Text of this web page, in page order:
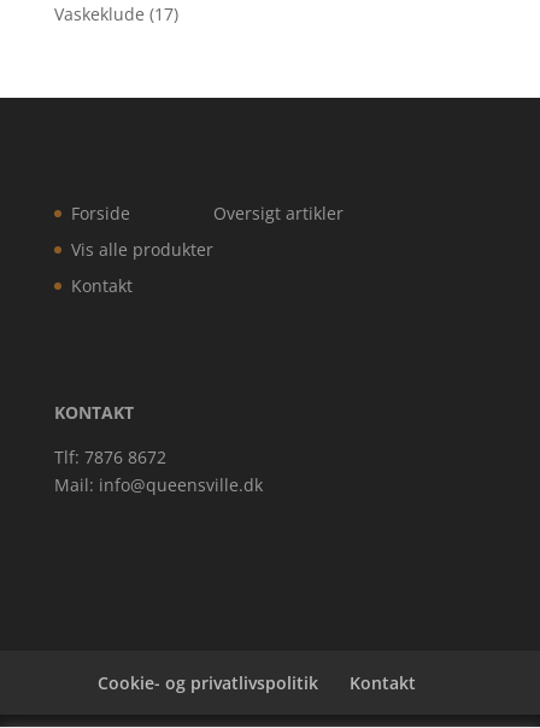
Vaskeklude (17)
Forside
Vis alle produkter
Kontakt
Oversigt artikler
KONTAKT
Tlf: 7876 8672
Mail: info@queensville.dk
Cookie- og privatlivspolitik Kontakt